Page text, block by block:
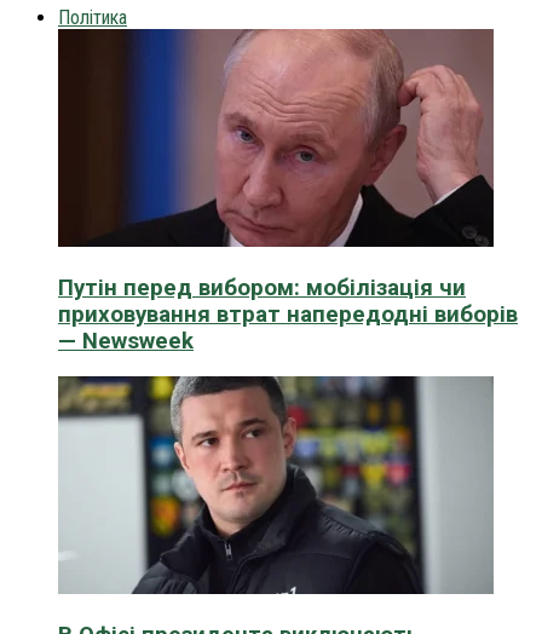
Політика
Путін перед вибором: мобілізація чи
приховування втрат напередодні виборів
— Newsweek